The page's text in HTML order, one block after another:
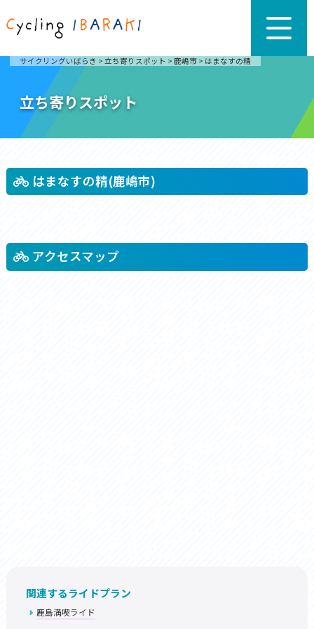
サイクリングいばらき > 立ち寄りスポット > 鹿嶋市 > はまなすの精
立ち寄りスポット
はまなすの精(鹿嶋市)
アクセスマップ
関連するライドプラン
鹿島満喫ライド